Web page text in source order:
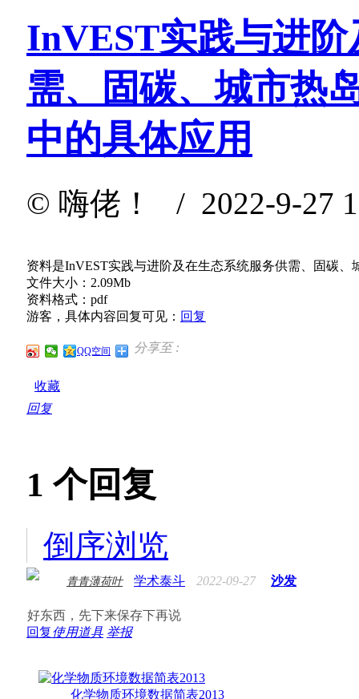
InVEST实践与进
需、固碳、城市热
中的具体应用
© 嗨佬！ / 2022-9-27
资料是InVEST实践与进阶及在生态系统服务供需、固碳
文件大小：2.09Mb
资料格式：pdf
游客，具体内容回复可见： 回复
分享至 :
QQ空间
收藏
回复
1 个回复
倒序浏览
青青薄荷叶 学术泰斗 2022-09-27 沙发
好东西，先下来保存下再说
回复使用道具 举报
化学物质环境数据简表2013